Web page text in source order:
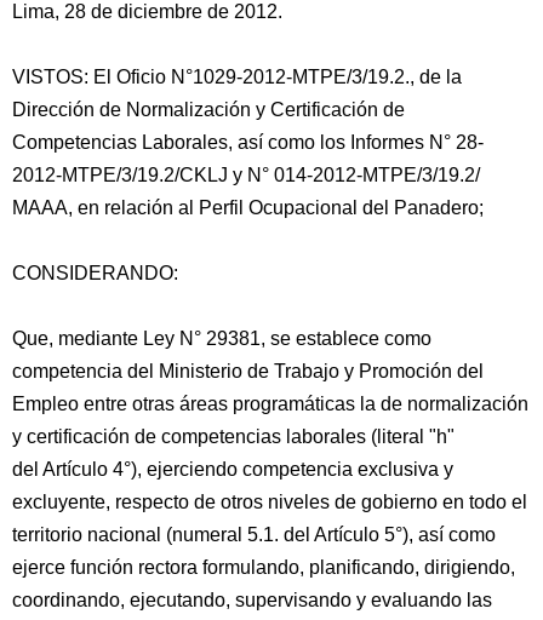
Lima, 28 de diciembre de 2012.
VISTOS: El Oficio N°1029-2012-MTPE/3/19.2., de la
Dirección de Normalización y Certificación de
Competencias Laborales, así como los Informes N° 28-
2012-MTPE/3/19.2/CKLJ y N° 014-2012-MTPE/3/19.2/
MAAA, en relación al Perfil Ocupacional del Panadero;
CONSIDERANDO:
Que, mediante Ley N° 29381, se establece como
competencia del Ministerio de Trabajo y Promoción del
Empleo entre otras áreas programáticas la de normalización
y certificación de competencias laborales (literal "h"
del Artículo 4°), ejerciendo competencia exclusiva y
excluyente, respecto de otros niveles de gobierno en todo el
territorio nacional (numeral 5.1. del Artículo 5°), así como
ejerce función rectora formulando, planificando, dirigiendo,
coordinando, ejecutando, supervisando y evaluando las